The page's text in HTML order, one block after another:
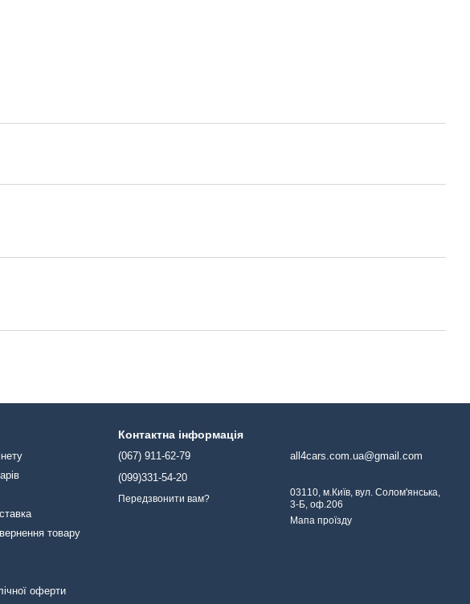
товару
оферти
Контактна інформація
(067) 911-62-79
(099)331-54-20
Передзвонити вам?
all4cars.com.ua@gmail.com
03110, м.Київ, вул. Солом'янська,
3-Б, оф.206
Мапа проїзду